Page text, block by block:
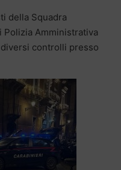
della Squadra
Amministrativa
controlli presso